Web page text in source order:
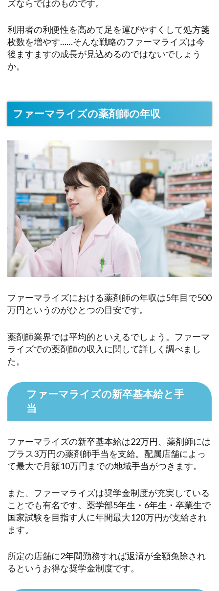
ズならではのものです。
利用者の利便性を高めて足を運びやすくして処方箋
枚数を増やす……そんな戦略のファーマライズは今
後ますますの成長が見込めるのではないでしょう
か。
ファーマライズの薬剤師の年収
ファーマライズにおける薬剤師の年収は5年目で500
万円というのがひとつの目安です。
薬剤師業界では平均的といえるでしょう。ファーマ
ライズでの薬剤師の収入に関して詳しく調べまし
た。
ファーマライズの新卒基本給と手
当
ファーマライズの新卒基本給は22万円、薬剤師には
プラス3万円の薬剤師手当を支給。配属店舗によっ
て最大で月額10万円までの地域手当がつきます。
また、ファーマライズは奨学金制度が充実している
ことでも有名です。薬学部5年生・6年生・卒業生で
国家試験を目指す人に年間最大120万円が支給され
ます。
所定の店舗に2年間勤務すれば返済が全額免除され
るというお得な奨学金制度です。